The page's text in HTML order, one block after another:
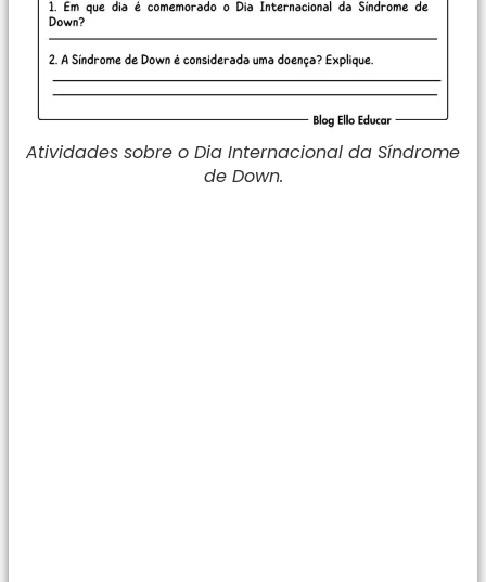
Atividades sobre o Dia Internacional da Síndrome
de Down.